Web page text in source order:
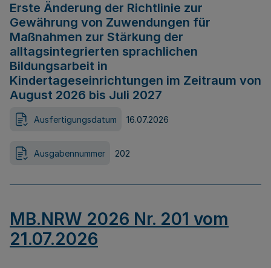
Erste Änderung der Richtlinie zur
Gewährung von Zuwendungen für
Maßnahmen zur Stärkung der
alltagsintegrierten sprachlichen
Bildungsarbeit in
Kindertageseinrichtungen im Zeitraum von
August 2026 bis Juli 2027
Ausfertigungsdatum 16.07.2026
Ausgabennummer 202
MB.NRW 2026 Nr. 201 vom
21.07.2026